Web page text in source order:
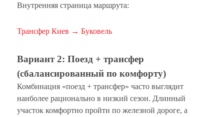
Внутренняя страница маршрута:
Трансфер Киев → Буковель
Вариант 2: Поезд + трансфер
(сбалансированный по комфорту)
Комбинация «поезд + трансфер» часто выглядит
наиболее рационально в низкий сезон. Длинный
участок комфортно пройти по железной дороге, а